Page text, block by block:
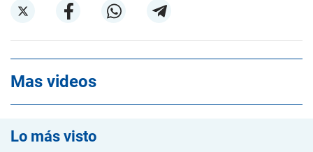
Mas videos
Lo más visto